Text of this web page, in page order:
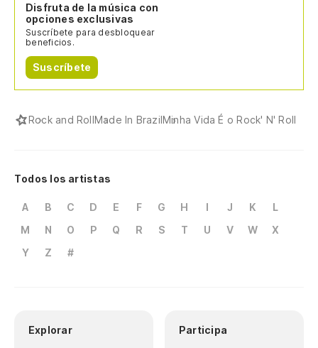
Disfruta de la música con
opciones exclusivas
Suscríbete para desbloquear
beneficios.
Suscríbete
Rock and RollMade In BrazilMinha Vida É o Rock' N' Roll
Todos los artistas
A B C D E F G H I J K
L
M
N O P Q R S T U V W
X
Y
Z #
Explorar Participa